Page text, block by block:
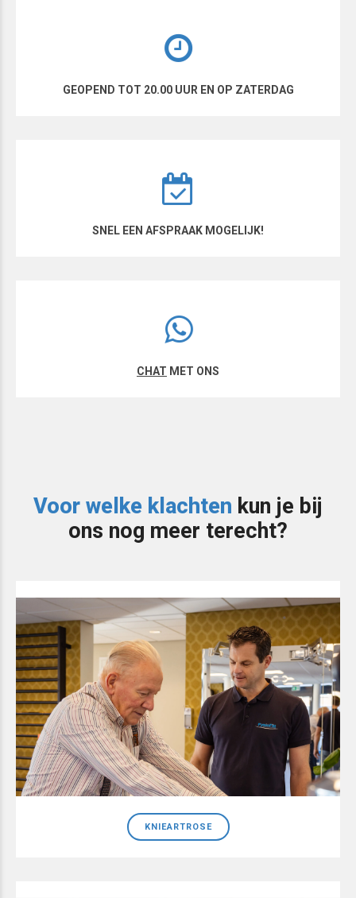
GEOPEND TOT 20.00 UUR EN OP ZATERDAG
SNEL EEN AFSPRAAK MOGELIJK!
CHAT MET ONS
Voor welke klachten kun je bij
ons nog meer terecht?
KNIEARTROSE